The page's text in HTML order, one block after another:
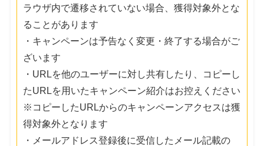
ラウザ内で遷移されていない場合、獲得対象外とな
ることがあります
・キャンペーンは予告なく変更・終了する場合がご
ざいます
・URLを他のユーザーに対し共有したり、コピーし
たURLを用いたキャンペーン紹介はお控えください
※コピーしたURLからのキャンペーンアクセスは獲
得対象外となります
・メールアドレス登録後に受信したメール記載の